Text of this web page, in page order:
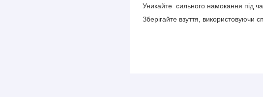
Уникайте сильного намокання під
Зберігайте взуття, використовуючи